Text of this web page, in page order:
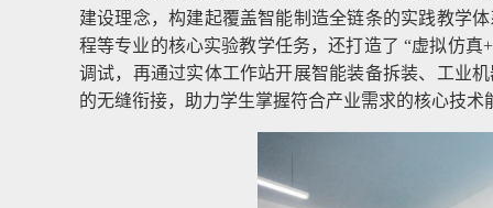
建设理念，构建起覆盖智能制造全链条的实践教学
程等专业的核心实验教学任务，还打造了 “虚拟仿
调试，再通过实体工作站开展智能装备拆装、工业
的无缝衔接，助力学生掌握符合产业需求的核心技术